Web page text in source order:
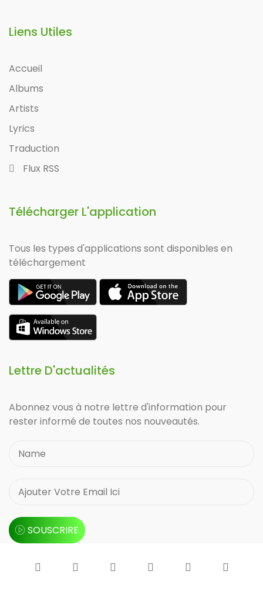
Liens Utiles
Accueil
Albums
Artists
Lyrics
Traduction
Flux RSS
Télécharger L'application
Tous les types d'applications sont disponibles en
téléchargement
Lettre D'actualités
Abonnez vous à notre lettre d'information pour
rester informé de toutes nos nouveautés.
SOUSCRIRE